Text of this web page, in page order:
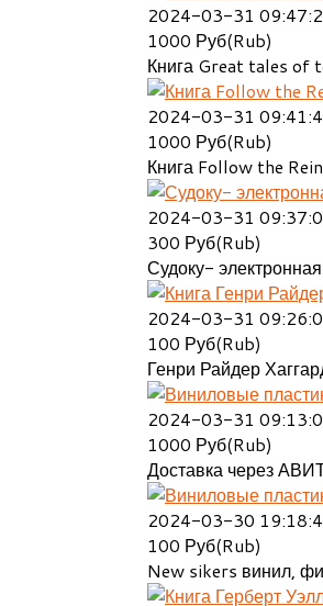
2024-03-31
1000 Руб(Rub)
Книга Great tales of
2024-03-31
1000 Руб(Rub)
Книга Follow the
2024-03-31
300 Руб(Rub)
Судоку-
2024-03-31
100 Руб(Rub)
Генри Райдер
2024-03-31
1000 Руб(Rub)
Доставка через
2024-03-30
100 Руб(Rub)
New sikers винил,